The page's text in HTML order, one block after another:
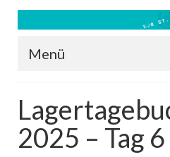
Menü
Kontakt
Bilder
2025 – Tag 6